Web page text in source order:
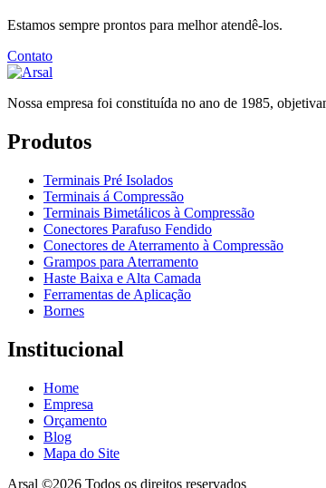
Estamos sempre prontos para melhor atendê-los.
Contato
Nossa empresa foi constituída no ano de 1985,
Produtos
Terminais Pré Isolados
Terminais á Compressão
Terminais Bimetálicos à Compressão
Conectores Parafuso Fendido
Conectores de Aterramento à Compressão
Grampos para Aterramento
Haste Baixa e Alta Camada
Ferramentas de Aplicação
Bornes
Institucional
Home
Empresa
Orçamento
Blog
Mapa do Site
Arsal ©2026 Todos os direitos reservados